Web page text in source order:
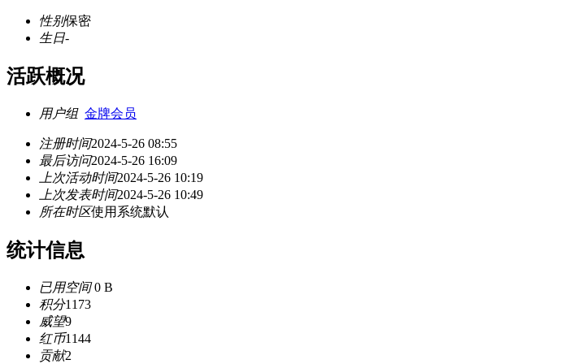
性别保密
生日-
活跃概况
用户组 金牌会员
注册时间2024-5-26 08:55
最后访问2024-5-26 16:09
上次活动时间2024-5-26 10:19
上次发表时间2024-5-26 10:49
所在时区使用系统默认
统计信息
已用空间0 B
积分1173
威望9
红币1144
贡献2